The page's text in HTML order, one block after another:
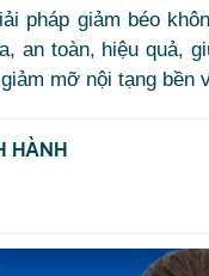
pháp giảm béo
an toàn, hiệu quả,
mỡ nội tạng bền
HÀNH